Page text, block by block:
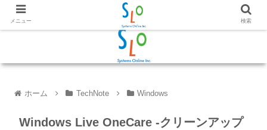
ホーム TechNote Windows
Windows Live OneCare -クリーンアップ
メニュー 検索